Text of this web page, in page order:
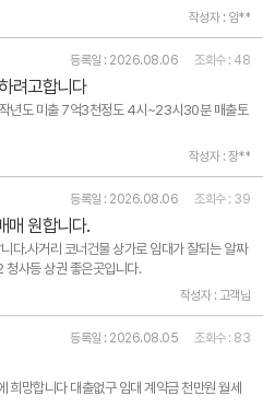
작성자 : 임**
등록일 : 2026.08.06 조회수 : 48
려고합니다
년도 미출 7억3천정도 4시~23시30분 매출토
작성자 : 장**
등록일 : 2026.08.06 조회수 : 39
매 원합니다.
다.사거리 코너건물 상가로 임대가 잘되는 알짜
청사등 상권 좋은곳입니다.
작성자 : 고객님
등록일 : 2026.08.05 조회수 : 83
희망합니다 대출없구 임대 계약금 천만원 월세